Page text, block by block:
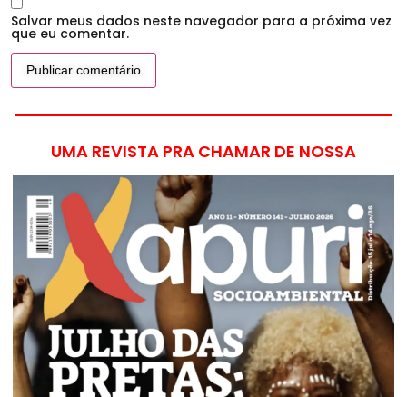
Salvar meus dados neste navegador para a próxima vez
que eu comentar.
UMA REVISTA PRA CHAMAR DE NOSSA